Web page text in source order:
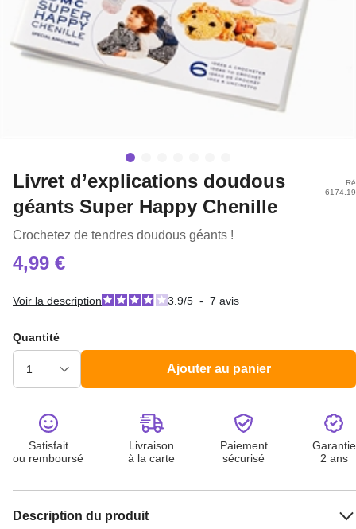
Livret d’explications doudous
géants Super Happy Chenille
Crochetez de tendres doudous géants !
4,99 €
Voir la description 3.9/5 - 7 avis
Quantité
Ajouter au panier
Satisfait
ou remboursé
Livraison
à la carte
Paiement
sécurisé
Garantie
2 ans
Description du produit